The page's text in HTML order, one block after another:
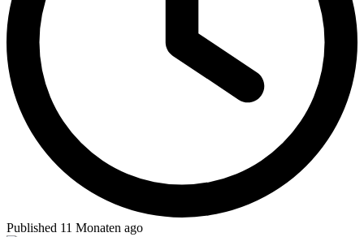
Published 11 Monaten ago